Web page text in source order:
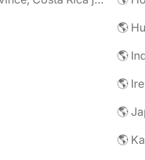
🌎
🌎
🌎
🌎
🌎